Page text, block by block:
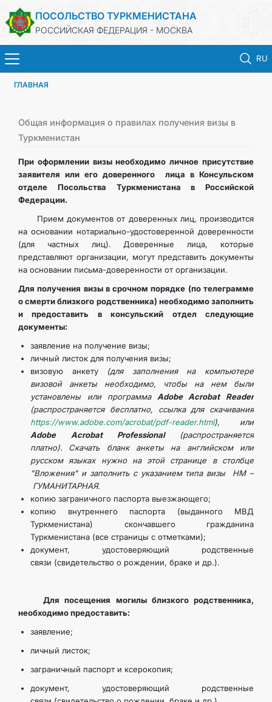
ПОСОЛЬСТВО ТУРКМЕНИСТАНА
РОССИЙСКАЯ ФЕДЕРАЦИЯ - МОСКВА
RU
НОВОСТИ
КОНСУЛЬСКИЕ УСЛУГИ
ВИЗА
КОНТАКТНЫЕ ДАННЫЕ
ГЛАВНАЯ
Общая информация о правилах получения визы в
Туркменистан
При оформлении визы необходимо личное присутствие
заявителя или его доверенного лица в Консульском
отделе Посольства Туркменистана в Российской
Федерации.
Прием документов от доверенных лиц, производится
на основании нотариально-удостоверенной доверенности
(для частных лиц). Доверенные лица, которые
представляют организации, могут представить документы
на основании письма-доверенности от организации.
Для получения визы в срочном порядке (по телеграмме
о смерти близкого родственника) необходимо заполнить
и предоставить в консульский отдел следующие
документы:
заявление на получение визы;
личный листок для получения визы;
визовую анкету
(для заполнения на компьютере
визовой анкеты необходимо, чтобы на нем были
установлены или программаAdobe Acrobat Reader
(распространяется бесплатно, ссылка для скачивания
https://www.adobe.com/acrobat/pdf-reader.html), или
Adobe Acrobat Professional
(распространяется
платно).
Скачать бланк анкеты на английском или
русском языках нужно на этой странице в столбце
"Вложения" и заполнить с указанием типа визы HM –
ГУМАНИТАРНАЯ.
копию заграничного паспорта выезжающего;
копию внутреннего паспорта (выданного МВД
Туркменистана) скончавшего гражданина
Туркменистана (все страницы с отметками);
документ, удостоверяющий родственные
связи (свидетельство о рождении, браке и др.).
Для посещения могилы близкого родственника,
необходимо предоставить:
заявление;
личный листок;
заграничный паспорт и ксерокопия;
документ, удостоверяющий родственные